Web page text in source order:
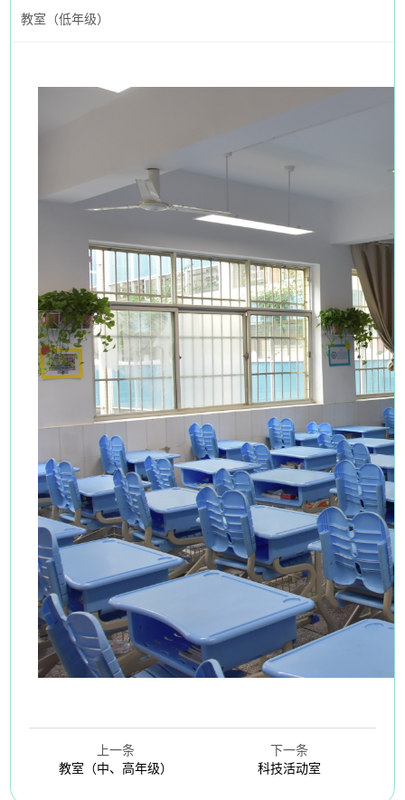
教室（低年级）
上一条
教室（中、高年级）
下一条
科技活动室